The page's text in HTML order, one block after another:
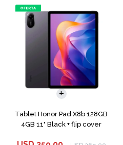
Tablet Honor Pad X8b 128GB
4GB 11" Black + flip cover